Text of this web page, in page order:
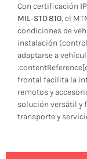
Con certificación
MIL‑STD 810, el
condiciones de
instalación
adaptarse a
frontal facilita la
remotos y
solución versátil y
transporte y